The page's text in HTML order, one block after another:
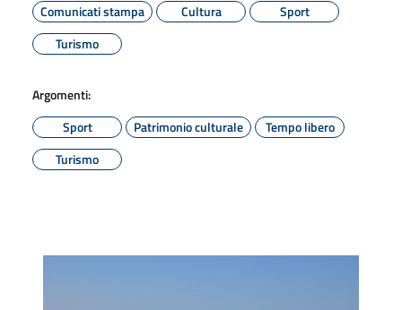
Comunicati stampa
Cultura
Sport
Turismo
Argomenti:
Sport
Patrimonio culturale
Tempo libero
Turismo